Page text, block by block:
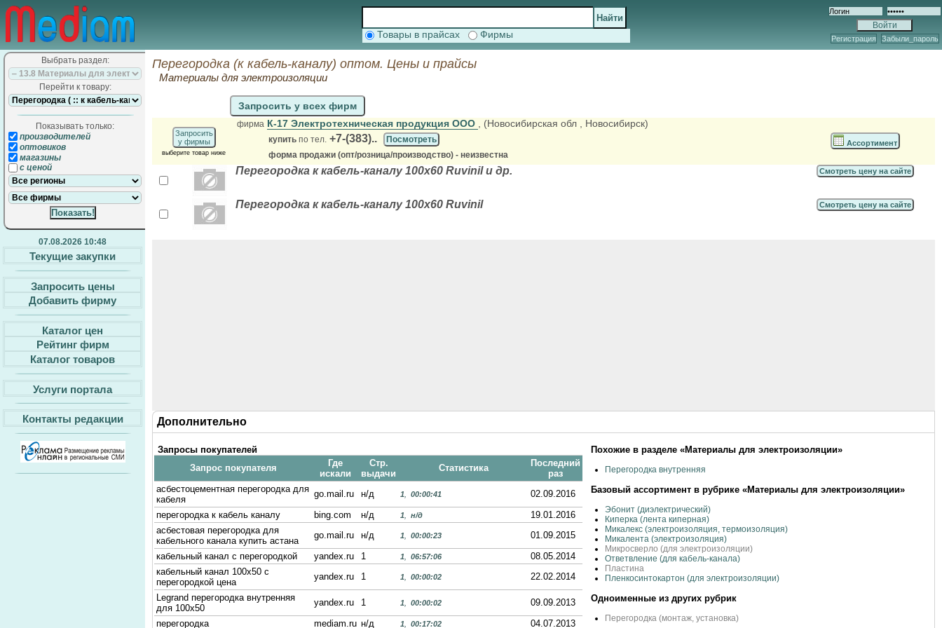
Товары в прайсах Фирмы Регистрация Забыли_пароль
Выбрать раздел:
Перейти к товару:
Показывать только:
производителей
оптовиков
магазины
с ценой
07.08.2026 10:48
Текущие закупки
Запросить цены
Добавить фирму
Каталог цен
Рейтинг фирм
Каталог товаров
Услуги портала
Контакты редакции
Перегородка (к кабель-каналу) оптом. Цены и прайсы
Материалы для электроизоляции
Запросить у всех фирм
Запросить
у фирмы
выберите товар ниже
фирма К-17 Электротехническая продукция ООО , (Новосибирская обл , Новосибирск)
купить по тел. +7-(383)..
Посмотреть
форма продажи (опт/розница/производство) - неизвестна
Ассортимент
Перегородка к кабель-каналу 100х60 Ruvinil и др. Смотреть цену на сайте
Перегородка к кабель-каналу 100х60 Ruvinil Смотреть цену на сайте
Дополнительно
Запросы покупателей
Запрос покупателя
Где
искали
Стр.
выдачи
Статистика
Последний
раз
асбестоцементная перегородка для
кабеля
go.mail.ru н/д 1 00:00:41
02.09.2016
перегородка к кабель каналу
bing.com н/д 1 н/д
19.01.2016
асбестовая перегородка для
кабельного канала купить астана
go.mail.ru н/д 1 00:00:23
01.09.2015
кабельный канал с перегородкой
yandex.ru 1 1 06:57:06
08.05.2014
кабельный канал 100х50 с
перегородкой цена
yandex.ru 1 1 00:00:02
22.02.2014
Legrand перегородка внутренняя
для 100х50
yandex.ru 1 1 00:00:02
09.09.2013
перегородка
mediam.ru н/д 1 00:17:02 04.07.2013
Похожие в разделе «Материалы для электроизоляции»
Перегородка внутренняя
Базовый ассортимент в рубрике «Материалы для электроизоляции»
Эбонит (диэлектрический)
Киперка (лента киперная)
Микалекс (электроизоляция, термоизоляция)
Микалента (электроизоляция)
Микросверло (для электроизоляции)
Ответвление (для кабель-канала)
Пластина
Пленкосинтокартон (для электроизоляции)
Одноименные из других рубрик
Перегородка (монтаж, установка)